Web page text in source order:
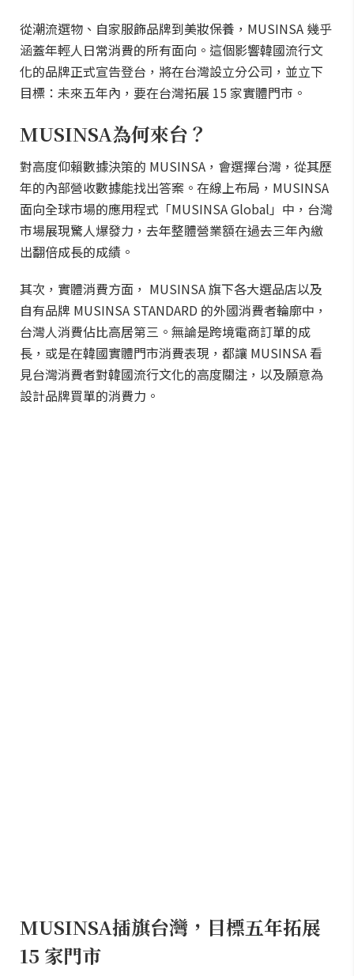
從潮流選物、自家服飾品牌到美妝保養，MUSINSA 幾乎
涵蓋年輕人日常消費的所有面向。這個影響韓國流行文
化的品牌正式宣告登台，將在台灣設立分公司，並立下
目標：未來五年內，要在台灣拓展 15 家實體門市。
MUSINSA為何來台？
對高度仰賴數據決策的 MUSINSA，會選擇台灣，從其歷
年的內部營收數據能找出答案。在線上布局，MUSINSA
面向全球市場的應用程式「MUSINSA Global」中，台灣
市場展現驚人爆發力，去年整體營業額在過去三年內繳
出翻倍成長的成績。
其次，實體消費方面， MUSINSA 旗下各大選品店以及
自有品牌 MUSINSA STANDARD 的外國消費者輪廓中，
台灣人消費佔比高居第三。無論是跨境電商訂單的成
長，或是在韓國實體門市消費表現，都讓 MUSINSA 看
見台灣消費者對韓國流行文化的高度關注，以及願意為
設計品牌買單的消費力。
MUSINSA插旗台灣，目標五年拓展
15 家門市